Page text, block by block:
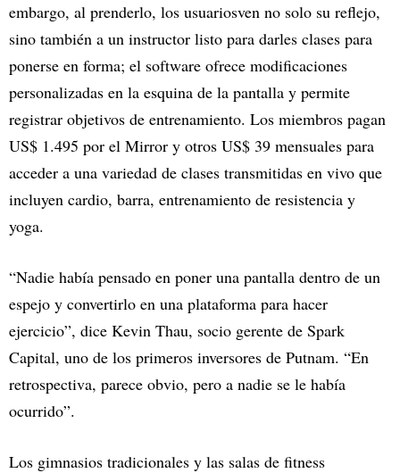
embargo, al prenderlo, los usuariosven no solo su reflejo,
sino también a un instructor listo para darles clases para
ponerse en forma; el software ofrece modificaciones
personalizadas en la esquina de la pantalla y permite
registrar objetivos de entrenamiento. Los miembros pagan
US$ 1.495 por el Mirror y otros US$ 39 mensuales para
acceder a una variedad de clases transmitidas en vivo que
incluyen cardio, barra, entrenamiento de resistencia y
yoga.
“Nadie había pensado en poner una pantalla dentro de un
espejo y convertirlo en una plataforma para hacer
ejercicio”, dice Kevin Thau, socio gerente de Spark
Capital, uno de los primeros inversores de Putnam. “En
retrospectiva, parece obvio, pero a nadie se le había
ocurrido”.
Los gimnasios tradicionales y las salas de fitness